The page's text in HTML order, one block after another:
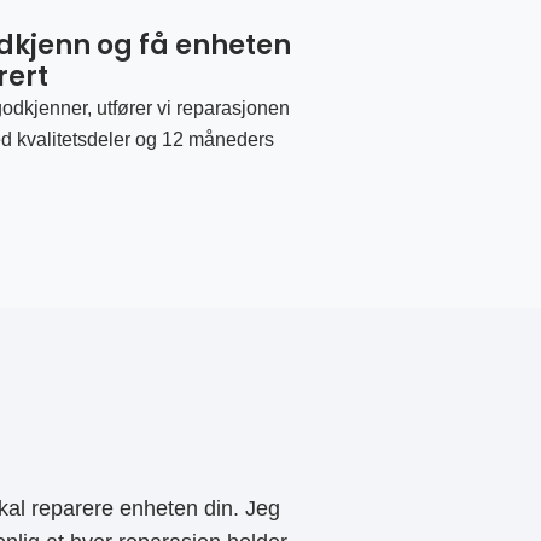
og få enheten
utfører vi reparasjonen
kvalitetsdeler og 12 måneders
reparere enheten din. Jeg